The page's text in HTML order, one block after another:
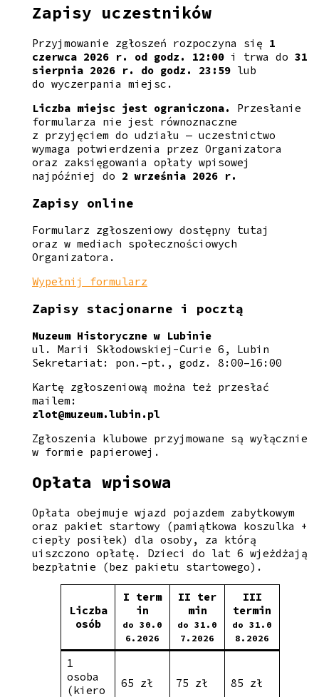
Zapisy uczestników
Przyjmowanie zgłoszeń rozpoczyna się 1
czerwca 2026 r. od godz. 12:00 i trwa do 31
sierpnia 2026 r. do godz. 23:59 lub
do wyczerpania miejsc.
Liczba miejsc jest ograniczona.
Przesłanie
formularza nie jest równoznaczne
z przyjęciem do udziału — uczestnictwo
wymaga potwierdzenia przez Organizatora
oraz zaksięgowania opłaty wpisowej
najpóźniej do 2 września 2026 r.
Zapisy online
Formularz zgłoszeniowy dostępny tutaj
oraz w mediach społecznościowych
Organizatora.
Wypełnij formularz
Zapisy stacjonarne i pocztą
Muzeum Historyczne w Lubinie
ul. Marii Skłodowskiej-Curie 6, Lubin
Sekretariat: pon.–pt., godz. 8:00–16:00
Kartę zgłoszeniową można też przesłać
mailem:
zlot@muzeum.lubin.pl
Zgłoszenia klubowe przyjmowane są wyłącznie
w formie papierowej.
Opłata wpisowa
Opłata obejmuje wjazd pojazdem zabytkowym
oraz pakiet startowy (pamiątkowa koszulka +
ciepły posiłek) dla osoby, za którą
uiszczono opłatę. Dzieci do lat 6 wjeżdżają
bezpłatnie (bez pakietu startowego).
Liczba
osób
I term
in
do 30.0
6.2026
II ter
min
do 31.0
7.2026
III
termin
do 31.0
8.2026
1
osoba
(kiero
65 zł 75 zł 85 zł